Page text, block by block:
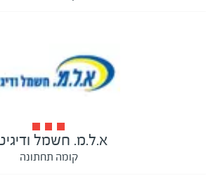
א.ל.מ. חשמל
קומה תחתונה